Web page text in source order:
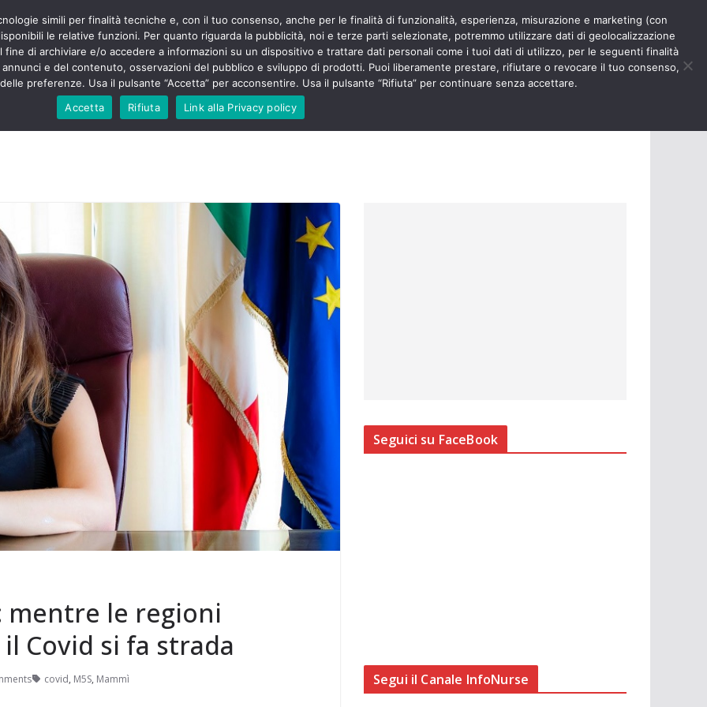
sono
senza
aggressioni
“tagli e
proclamato lo
Nursing Up contro
soccorso e
Up:
anche
POLITICA STUDENTI SALUTE COMUNICATI CURIOSITÀ NURSE TIMES
mentre le regioni
Covid si fa strada
covid, M5S, Mammì
Seguici su FaceBook
Segui il Canale InfoNurse
simili per finalità tecniche e, con il tuo consenso, anche per le finalità di funzionalità, esperienza, misurazione e marketing (con
le relative funzioni. Per quanto riguarda la pubblicità, noi e terze parti selezionate, potremmo utilizzare dati di geolocalizzazione
fine di archiviare e/o accedere a informazioni su un dispositivo e trattare dati personali come i tuoi dati di utilizzo, per le seguenti finalità
e del contenuto, osservazioni del pubblico e sviluppo di prodotti. Puoi liberamente prestare, rifiutare o revocare il tuo consenso,
preferenze. Usa il pulsante “Accetta” per acconsentire. Usa il pulsante “Rifiuta” per continuare senza accettare.
Accetta
Rifiuta Link alla Privacy policy